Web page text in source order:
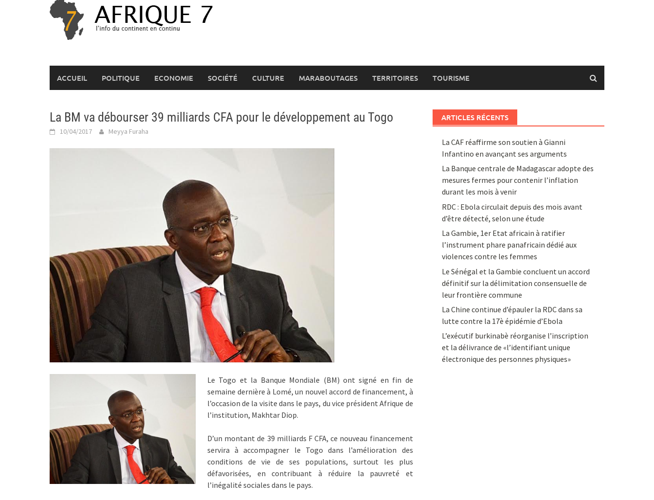
ACCUEIL POLITIQUE ECONOMIE SOCIÉTÉ CULTURE MARABOUTAGES TERRITOIRES TOURISME
La BM va débourser 39 milliards CFA pour le développement au Togo
10/04/2017 Meyya Furaha
Le Togo et la Banque Mondiale (BM) ont signé en fin de
semaine dernière à Lomé, un nouvel accord de financement, à
l’occasion de la visite dans le pays, du vice président Afrique de
l’institution, Makhtar Diop.
D’un montant de 39 milliards F CFA, ce nouveau financement
servira à accompagner le Togo dans l’amélioration des
conditions de vie de ses populations, surtout les plus
défavorisées, en contribuant à réduire la pauvreté et
l’inégalité sociales dans le pays.
ARTICLES RÉCENTS
La CAF réaffirme son soutien à Gianni
Infantino en avançant ses arguments
La Banque centrale de Madagascar adopte des
mesures fermes pour contenir l’inflation
durant les mois à venir
RDC : Ebola circulait depuis des mois avant
d’être détecté, selon une étude
La Gambie, 1er Etat africain à ratifier
l’instrument phare panafricain dédié aux
violences contre les femmes
Le Sénégal et la Gambie concluent un accord
définitif sur la délimitation consensuelle de
leur frontière commune
La Chine continue d’épauler la RDC dans sa
lutte contre la 17è épidémie d’Ebola
L’exécutif burkinabè réorganise l’inscription
et la délivrance de «l’identifiant unique
électronique des personnes physiques»